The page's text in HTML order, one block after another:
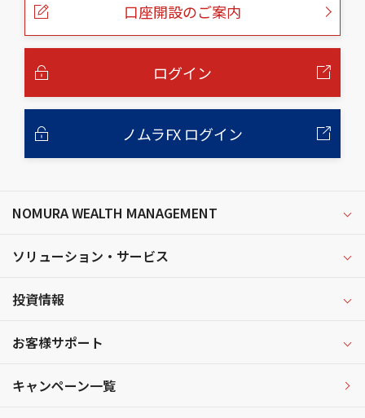
口座開設のご案内
ログイン
ノムラFX ログイン
NOMURA WEALTH MANAGEMENT
ソリューション・サービス
投資情報
お客様サポート
キャンペーン一覧